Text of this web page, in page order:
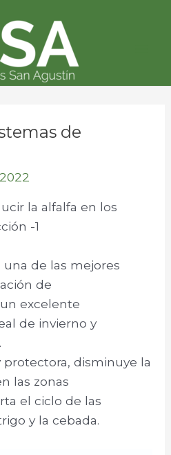
de
la alfalfa en los
-1
de las mejores
de
excelente
de invierno y
protectora, disminuye la
las zonas
el ciclo de las
y la cebada.